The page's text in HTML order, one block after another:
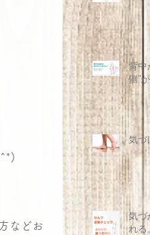
などお
背中
側”
気づ
気づ
れる